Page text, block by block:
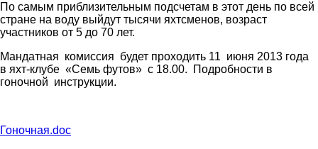
По самым приблизительным подсчетам в этот день по всей
стране на воду выйдут тысячи яхтсменов, возраст
участников от 5 до 70 лет.
Мандатная комиссия будет проходить 11 июня 2013 года
в яхт-клубе «Семь футов» с 18.00. Подробности в
гоночной инструкции.
Гоночная.doc